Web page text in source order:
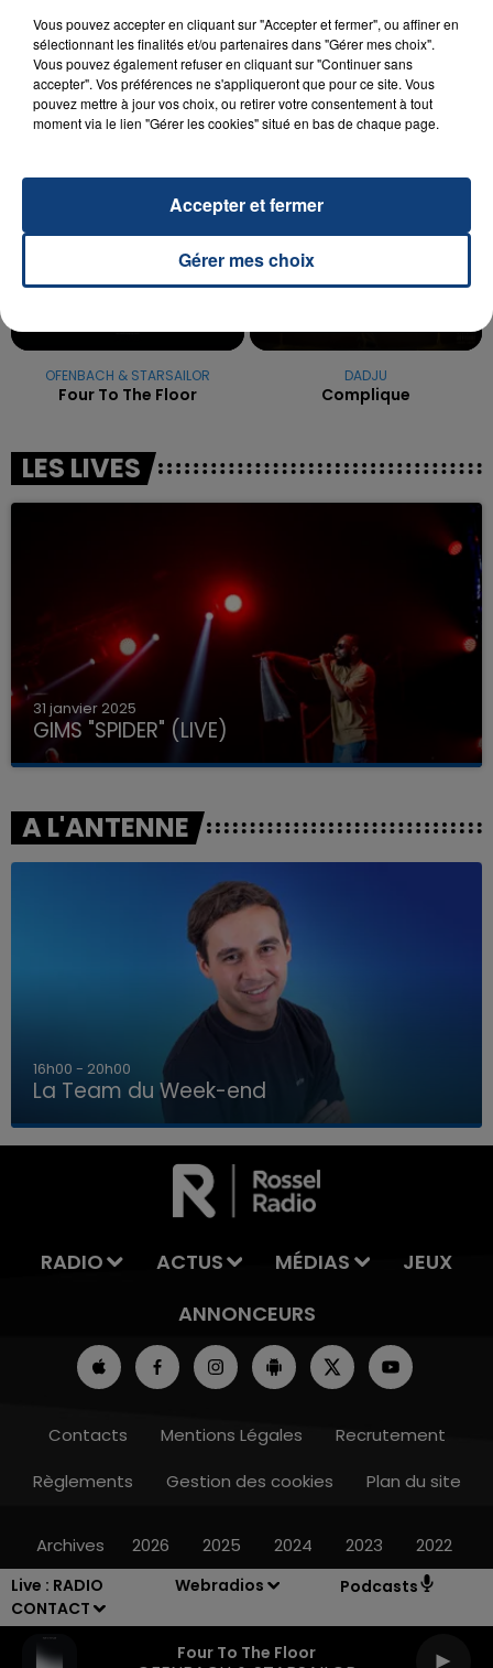
Live : RADIO
CONTACT
Webradios Podcasts
Four To The Floor
LA TEAM DU WEEK-END
reconnu sa responsabilité et présenté ses
excuses.
TITRES DIFFUSÉS
OFENBACH & STARSAILOR
Four To The Floor
DADJU
Complique
LES LIVES
31 janvier 2025
GIMS "SPIDER" (LIVE)
A L'ANTENNE
end
RADIO ACTUS MÉDIAS
JEUX
ANNONCEURS
Contacts Mentions Légales
Recrutement
Règlements
Gestion des cookies Plan du site
Archives 2026 2025 2024 2023 2022
Vous pouvez accepter en cliquant sur "Accepter et fermer", ou affiner en
sélectionnant les finalités et/ou partenaires dans "Gérer mes choix".
Vous pouvez également refuser en cliquant sur "Continuer sans
accepter". Vos préférences ne s'appliqueront que pour ce site. Vous
pouvez mettre à jour vos choix, ou retirer votre consentement à tout
moment via le lien "Gérer les cookies" situé en bas de chaque page.
Gérer mes choix
Accepter et fermer